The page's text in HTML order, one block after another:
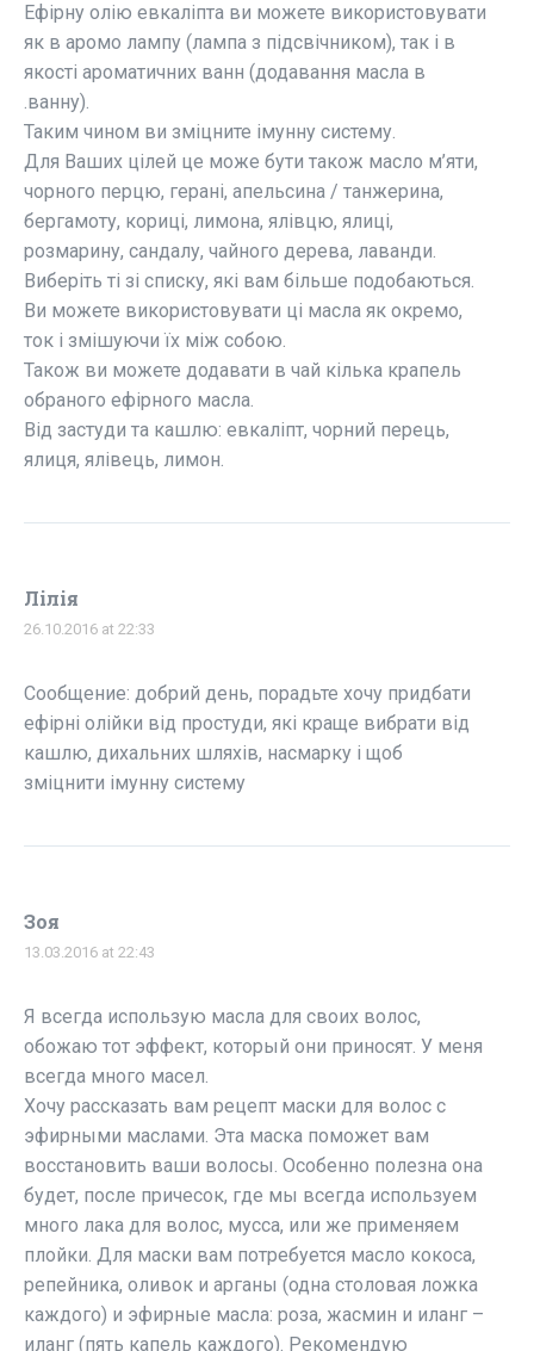
Ефірну олію евкаліпта ви можете використовувати
як в аромо лампу (лампа з підсвічником), так і в
якості ароматичних ванн (додавання масла в
.ванну).
Таким чином ви зміцните імунну систему.
Для Ваших цілей це може бути також масло м’яти,
чорного перцю, герані, апельсина / танжерина,
бергамоту, кориці, лимона, ялівцю, ялиці,
розмарину, сандалу, чайного дерева, лаванди.
Виберіть ті зі списку, які вам більше подобаються.
Ви можете використовувати ці масла як окремо,
ток і змішуючи їх між собою.
Також ви можете додавати в чай кілька крапель
обраного ефірного масла.
Від застуди та кашлю: евкаліпт, чорний перець,
ялиця, ялівець, лимон.
Лілія
26.10.2016 at 22:33
Сообщение: добрий день, порадьте хочу придбати
ефірні олійки від простуди, які краще вибрати від
кашлю, дихальних шляхів, насмарку і щоб
зміцнити імунну систему
Зоя
13.03.2016 at 22:43
Я всегда использую масла для своих волос,
обожаю тот эффект, который они приносят. У меня
всегда много масел.
Хочу рассказать вам рецепт маски для волос с
эфирными маслами. Эта маска поможет вам
восстановить ваши волосы. Особенно полезна она
будет, после причесок, где мы всегда используем
много лака для волос, мусса, или же применяем
плойки. Для маски вам потребуется масло кокоса,
репейника, оливок и арганы (одна столовая ложка
каждого) и эфирные масла: роза, жасмин и иланг –
иланг (пять капель каждого). Рекомендую